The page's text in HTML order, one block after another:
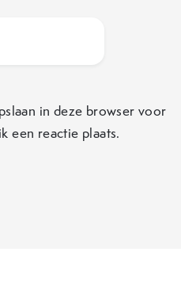
in deze browser voor
een reactie plaats.